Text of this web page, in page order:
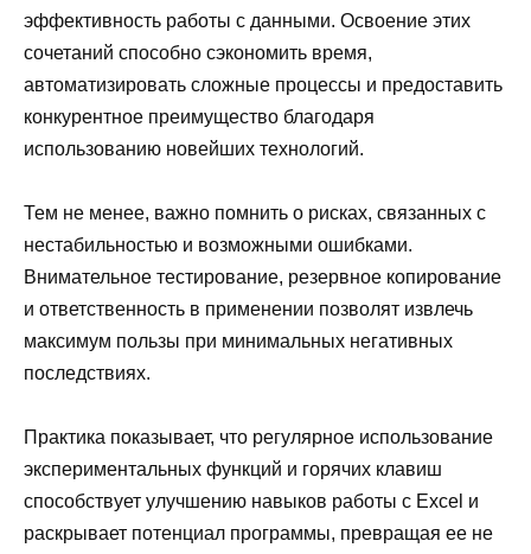
эффективность работы с данными. Освоение этих
сочетаний способно сэкономить время,
автоматизировать сложные процессы и предоставить
конкурентное преимущество благодаря
использованию новейших технологий.
Тем не менее, важно помнить о рисках, связанных с
нестабильностью и возможными ошибками.
Внимательное тестирование, резервное копирование
и ответственность в применении позволят извлечь
максимум пользы при минимальных негативных
последствиях.
Практика показывает, что регулярное использование
экспериментальных функций и горячих клавиш
способствует улучшению навыков работы с Excel и
раскрывает потенциал программы, превращая ее не